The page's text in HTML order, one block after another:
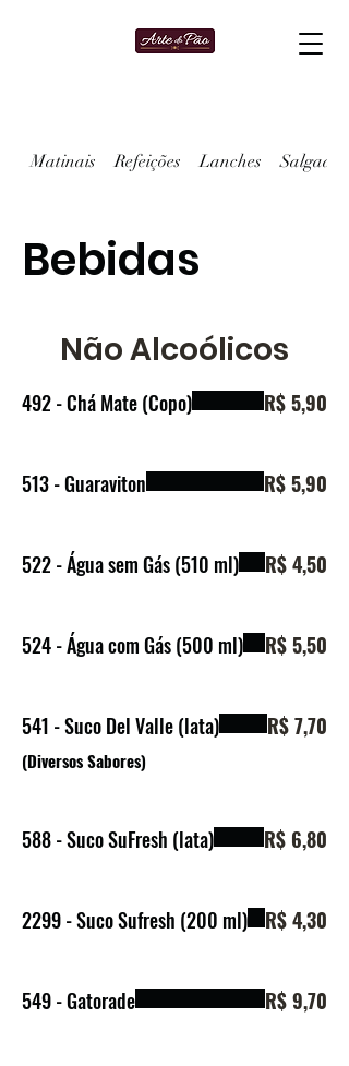
Matinais Refeições Lanches Salgados
Bebidas
Não Alcoólicos
492 - Chá Mate (Copo) R$ 5,90
513 - Guaraviton R$ 5,90
522 - Água sem Gás (510 ml) R$ 4,50
524 - Água com Gás (500 ml) R$ 5,50
541 - Suco Del Valle (lata)
(Diversos Sabores)
R$ 7,70
588 - Suco SuFresh (lata) R$ 6,80
2299 - Suco Sufresh (200 ml) R$ 4,30
549 - Gatorade R$ 9,70